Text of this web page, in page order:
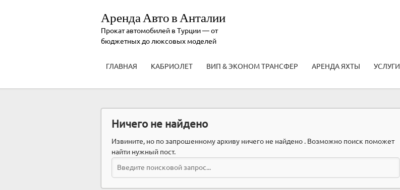
Аренда Авто в Анталии
Прокат автомобилей в Турции — от
бюджетных до люксовых моделей
ГЛАВНАЯ КАБРИОЛЕТ ВИП & ЭКОНОМ ТРАНСФЕР АРЕНДА ЯХТЫ УСЛУГИ
Ничего не найдено
Извините, но по запрошенному архиву ничего не найдено . Возможно поиск поможет
найти нужный пост.